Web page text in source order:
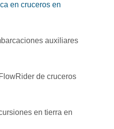
en cruceros en
auxiliares
de cruceros
en tierra en